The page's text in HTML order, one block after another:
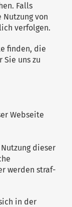
Falls
von
verfolgen.
finden, die
uns zu
Webseite
dieser
werden straf-
in der